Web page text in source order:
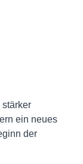
ein neues
der